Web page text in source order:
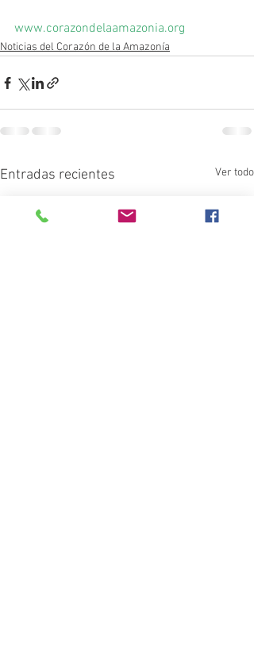
www.corazondelaamazonia.org
Noticias del Corazón de la Amazonía
Entradas recientes Ver todo